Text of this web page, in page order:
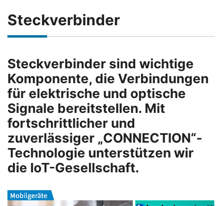
Steckverbinder
Steckverbinder sind wichtige
Komponente, die Verbindungen
für elektrische und optische
Signale bereitstellen. Mit
fortschrittlicher und
zuverlässiger „CONNECTION“-
Technologie unterstützen wir
die IoT-Gesellschaft.